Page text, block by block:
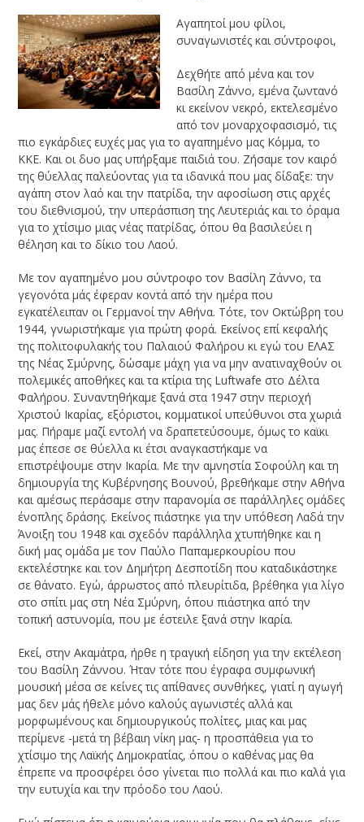
Αγαπητοί μου φίλοι,
συναγωνιστές και σύντροφοι,
Δεχθήτε από μένα και τον
Βασίλη Ζάννο, εμένα ζωντανό
κι εκείνον νεκρό, εκτελεσμένο
από τον μοναρχοφασισμό, τις
πιο εγκάρδιες ευχές μας για το αγαπημένο μας Κόμμα, το
ΚΚΕ. Και οι δυο μας υπήρξαμε παιδιά του. Ζήσαμε τον καιρό
της θύελλας παλεύοντας για τα ιδανικά που μας δίδαξε: την
αγάπη στον λαό και την πατρίδα, την αφοσίωση στις αρχές
του διεθνισμού, την υπεράσπιση της Λευτεριάς και το όραμα
για το χτίσιμο μιας νέας πατρίδας, όπου θα βασιλεύει η
θέληση και το δίκιο του Λαού.
Με τον αγαπημένο μου σύντροφο τον Βασίλη Ζάννο, τα
γεγονότα μάς έφεραν κοντά από την ημέρα που
εγκατέλειπαν οι Γερμανοί την Αθήνα. Τότε, τον Οκτώβρη του
1944, γνωριστήκαμε για πρώτη φορά. Εκείνος επί κεφαλής
της πολιτοφυλακής του Παλαιού Φαλήρου κι εγώ του ΕΛΑΣ
της Νέας Σμύρνης, δώσαμε μάχη για να μην ανατιναχθούν οι
πολεμικές αποθήκες και τα κτίρια της Luftwafe στο Δέλτα
Φαλήρου. Συναντηθήκαμε ξανά στα 1947 στην περιοχή
Χριστού Ικαρίας, εξόριστοι, κομματικοί υπεύθυνοι στα χωριά
μας. Πήραμε μαζί εντολή να δραπετεύσουμε, όμως το καϊκι
μας έπεσε σε θύελλα κι έτσι αναγκαστήκαμε να
επιστρέψουμε στην Ικαρία. Με την αμνηστία Σοφούλη και τη
δημιουργία της Κυβέρνησης Βουνού, βρεθήκαμε στην Αθήνα
και αμέσως περάσαμε στην παρανομία σε παράλληλες ομάδες
ένοπλης δράσης. Εκείνος πιάστηκε για την υπόθεση Λαδά την
Άνοιξη του 1948 και σχεδόν παράλληλα χτυπήθηκε και η
δική μας ομάδα με τον Παύλο Παπαμερκουρίου που
εκτελέστηκε και τον Δημήτρη Δεσποτίδη που καταδικάστηκε
σε θάνατο. Εγώ, άρρωστος από πλευρίτιδα, βρέθηκα για λίγο
στο σπίτι μας στη Νέα Σμύρνη, όπου πιάστηκα από την
τοπική αστυνομία, που με έστειλε ξανά στην Ικαρία.
Εκεί, στην Ακαμάτρα, ήρθε η τραγική είδηση για την εκτέλεση
του Βασίλη Ζάννου. Ήταν τότε που έγραφα συμφωνική
μουσική μέσα σε κείνες τις απίθανες συνθήκες, γιατί η αγωγή
μας δεν μάς ήθελε μόνο καλούς αγωνιστές αλλά και
μορφωμένους και δημιουργικούς πολίτες, μιας και μας
περίμενε -μετά τη βέβαιη νίκη μας- η προσπάθεια για το
χτίσιμο της Λαϊκής Δημοκρατίας, όπου ο καθένας μας θα
έπρεπε να προσφέρει όσο γίνεται πιο πολλά και πιο καλά για
την ευτυχία και την πρόοδο του Λαού.